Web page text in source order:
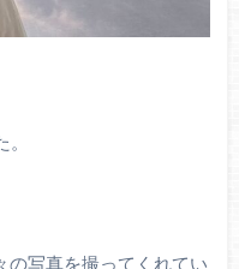
の写真を撮ってくれてい